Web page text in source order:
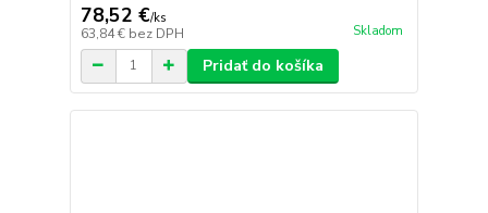
78,52 €/ks
63,84 € bez DPH Skladom
Pridať do košíka